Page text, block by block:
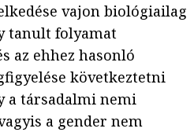
vajon biológiailag
tanult folyamat
az ehhez hasonló
következtetni
a társadalmi nemi
a gender nem